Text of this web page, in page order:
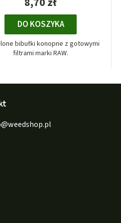
DO KOSZYKA
bibułki konopne z gotowymi
filtrami marki RAW.
@weedshop.pl